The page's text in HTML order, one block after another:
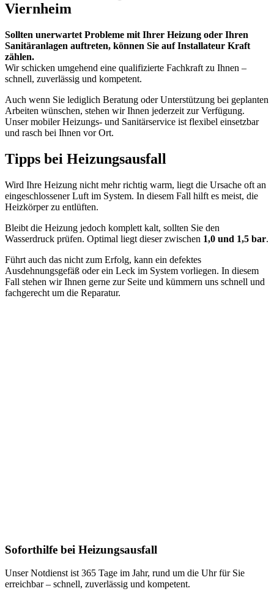
Viernheim
Sollten unerwartet Probleme mit Ihrer Heizung oder Ihren
Sanitäranlagen auftreten, können Sie auf Installateur Kraft
zählen.
Wir schicken umgehend eine qualifizierte Fachkraft zu Ihnen –
schnell, zuverlässig und kompetent.
Auch wenn Sie lediglich Beratung oder Unterstützung bei geplanten
Arbeiten wünschen, stehen wir Ihnen jederzeit zur Verfügung.
Unser mobiler Heizungs- und Sanitärservice ist flexibel einsetzbar
und rasch bei Ihnen vor Ort.
Tipps bei Heizungsausfall
Wird Ihre Heizung nicht mehr richtig warm, liegt die Ursache oft an
eingeschlossener Luft im System. In diesem Fall hilft es meist, die
Heizkörper zu entlüften.
Bleibt die Heizung jedoch komplett kalt, sollten Sie den
Wasserdruck prüfen. Optimal liegt dieser zwischen 1,0 und 1,5 bar.
Führt auch das nicht zum Erfolg, kann ein defektes
Ausdehnungsgefäß oder ein Leck im System vorliegen. In diesem
Fall stehen wir Ihnen gerne zur Seite und kümmern uns schnell und
fachgerecht um die Reparatur.
Soforthilfe bei Heizungsausfall
Unser Notdienst ist 365 Tage im Jahr, rund um die Uhr für Sie
erreichbar – schnell, zuverlässig und kompetent.